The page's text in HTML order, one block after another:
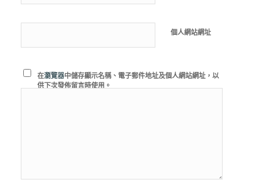
個人網站網址
在瀏覽器中儲存顯示名稱、電子郵件地址及個人網站網址，以
供下次發佈留言時使用。